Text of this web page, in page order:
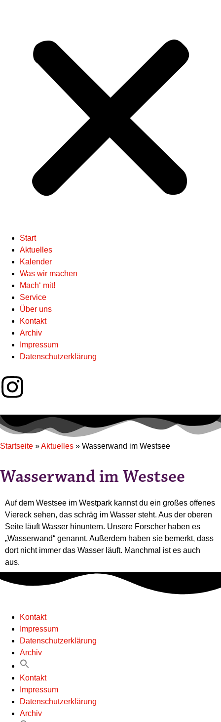
Start
Aktuelles
Kalender
Was wir machen
Mach‘ mit!
Service
Über uns
Kontakt
Archiv
Impressum
Datenschutzerklärung
Startseite »Aktuelles » Wasserwand im Westsee
Wasserwand im Westsee
Auf dem Westsee im Westpark kannst du ein großes offenes
Viereck sehen, das schräg im Wasser steht. Aus der oberen
Seite läuft Wasser hinuntern. Unsere Forscher haben es
„Wasserwand“ genannt. Außerdem haben sie bemerkt, dass
dort nicht immer das Wasser läuft. Manchmal ist es auch
aus.
Kontakt
Impressum
Datenschutzerklärung
Archiv
Kontakt
Impressum
Datenschutzerklärung
Archiv